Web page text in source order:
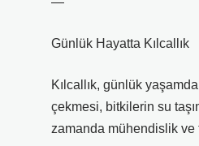
Günlük Hayatta Kılcallık
Kılcallık, günlük
çekmesi, bitkilerin su
zamanda mühendislik ve